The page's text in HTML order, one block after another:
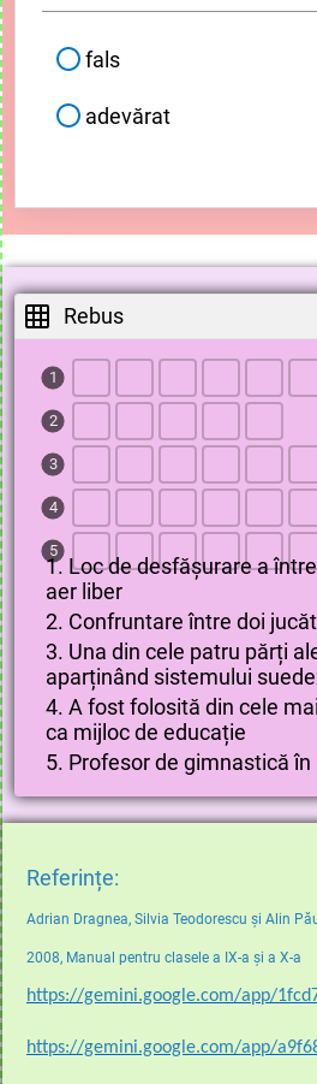
fals
adevărat
Rebus
1
2
3
4
5
1. Loc de desfășurare a
aer liber
2. Confruntare între doi
3. Una din cele patru părți
aparținând sistemului
4. A fost folosită din cele
ca mijloc de educație
5. Profesor de gimnastică în
Referințe:
Adrian Dragnea, Silvia Teodorescu și Alin
2008, Manual pentru clasele a IX-a și a X-a
https://gemini.google.com/app/
https://gemini.google.com/app/